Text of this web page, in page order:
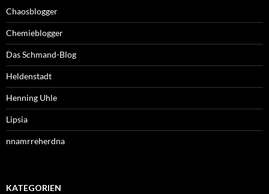
Chaosblogger
Chemieblogger
Das Schmand-Blog
Heldenstadt
Henning Uhle
Lipsia
nnamrreherdna
KATEGORIEN